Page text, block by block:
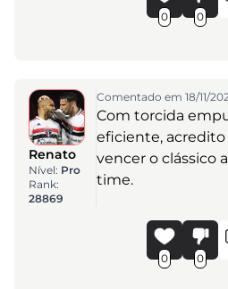
0 0
Renato
Nível: Pro
Rank:
28869
Comentado em 18/11/
Com torcida
eficiente,
vencer o clássico
time.
0 0